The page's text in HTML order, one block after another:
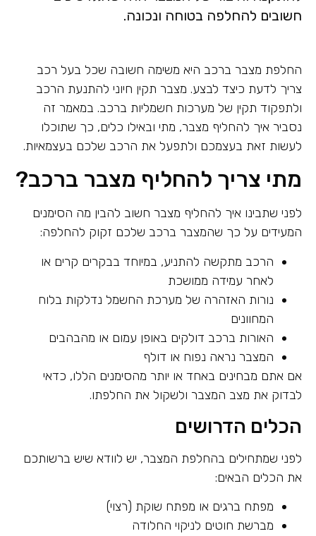
חשובים להחלפה בטוחה ונכונה.
החלפת מצבר ברכב היא משימה חשובה שכל בעל רכב
צריך לדעת כיצד לבצע. מצבר תקין חיוני להתנעת הרכב
ולתפקוד תקין של מערכות חשמליות ברכב. במאמר זה
נסביר איך להחליף מצבר, מתי ובאילו כלים, כך שתוכלו
לעשות זאת בעצמכם ולתפעל את הרכב שלכם בעצמאיות.
מתי צריך להחליף מצבר ברכב?
לפני שתבינו איך להחליף מצבר חשוב להבין מה הסימנים
המעידים על כך שהמצבר ברכב שלכם זקוק להחלפה:
הרכב מתקשה להתניע, במיוחד בבקרים קרים או
לאחר עמידה ממושכת
נורות האזהרה של מערכת החשמל נדלקות בלוח
המחוונים
האורות ברכב דולקים באופן עמום או מהבהבים
המצבר נראה נפוח או דולף
אם אתם מבחינים באחד או יותר מהסימנים הללו, כדאי
לבדוק את מצב המצבר ולשקול את החלפתו.
הכלים הדרושים
לפני שמתחילים בהחלפת המצבר, יש לוודא שיש ברשותכם
את הכלים הבאים:
מפתח ברגים או מפתח שוקת (רצוי)
מברשת חוטים לניקוי החלודה